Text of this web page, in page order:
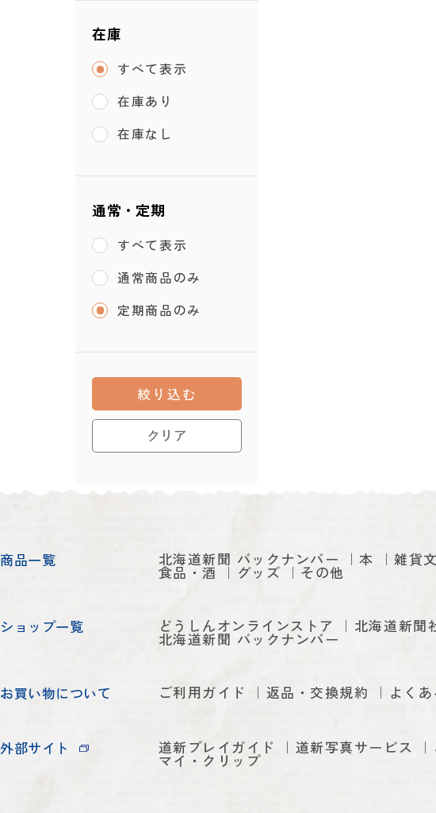
在庫
すべて表示
在庫あり
在庫なし
通常・定期
すべて表示
通常商品のみ
定期商品のみ
クリア
絞り込む
商品一覧 北海道新聞 バックナンバー 本 雑貨
食品・酒 グッズ その他
ショップ一覧 どうしんオンラインストア 北海道新聞
北海道新聞 バックナンバー
お買い物について ご利用ガイド 返品・交換規約 よく
外部サイト 道新プレイガイド 道新写真サービス
マイ・クリップ